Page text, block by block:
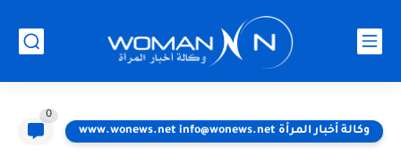
وكالة أخبار المرأة www.wonews.net info@wonews.net
0